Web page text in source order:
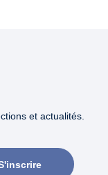
et actualités.